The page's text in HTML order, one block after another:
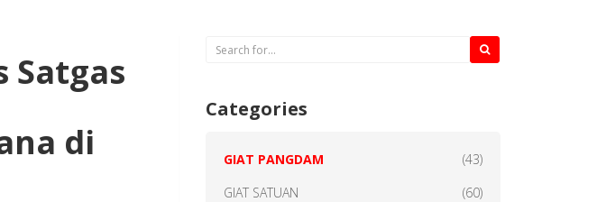
Satgas
di
Categories
GIAT PANGDAM
(43)
GIAT SATUAN
(60)